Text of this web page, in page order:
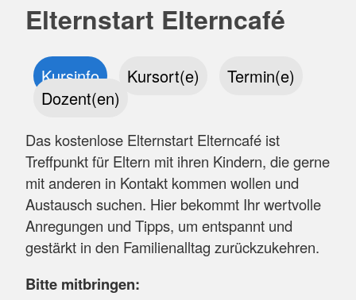
Elternstart Elterncafé
Kursinfo Kursort(e)
Termin(e)
Dozent(en)
Das kostenlose Elternstart Elterncafé ist
Treffpunkt für Eltern mit ihren Kindern, die gerne
mit anderen in Kontakt kommen wollen und
Austausch suchen. Hier bekommt Ihr wertvolle
Anregungen und Tipps, um entspannt und
gestärkt in den Familienalltag zurückzukehren.
Bitte mitbringen: